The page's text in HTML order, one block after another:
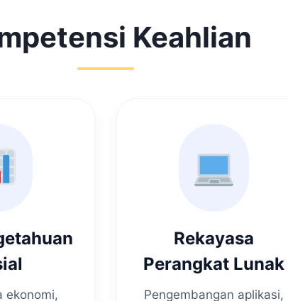
Keahlian
ekonomi,
Rekayasa
Perangkat Lunak
Pengembangan aplikasi,